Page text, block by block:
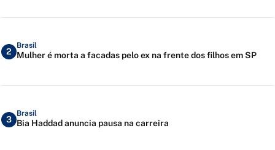
2
Brasil
Mulher é morta a facadas pelo ex na frente dos filhos em SP
3
Brasil
Bia Haddad anuncia pausa na carreira